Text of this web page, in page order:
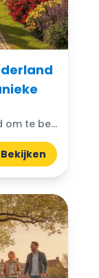
De mooiste kastelen in Nederland om te bezoeken: Denk je ooit aan de magische wereld van kastelen? Nederland heeft prachtige kastelen die wachten om ontdekt te worden. Van imposante torens...
Bekijken